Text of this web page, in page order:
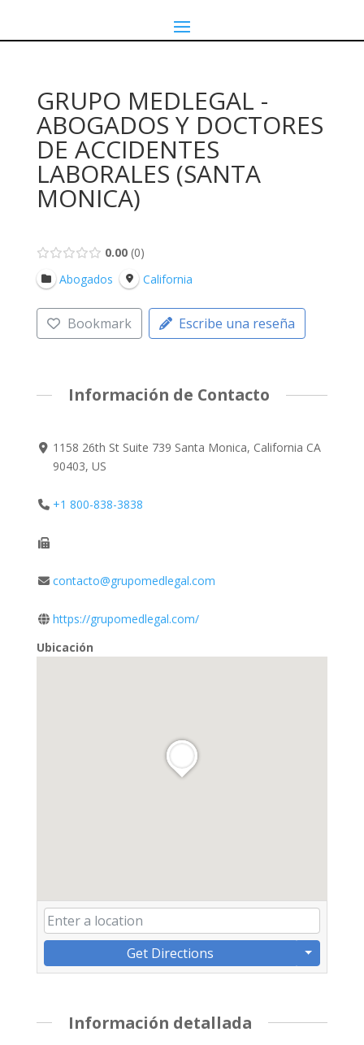
GRUPO MEDLEGAL -
ABOGADOS Y DOCTORES
DE ACCIDENTES
LABORALES (SANTA
MONICA)
0.00 0
Abogados
California
Bookmark Escribe una reseña
Información de Contacto
1158 26th St Suite 739 Santa Monica, California CA
90403, US
+1 800-838-3838
contacto@grupomedlegal.com
https://grupomedlegal.com/
Ubicación
Get Directions
Información detallada